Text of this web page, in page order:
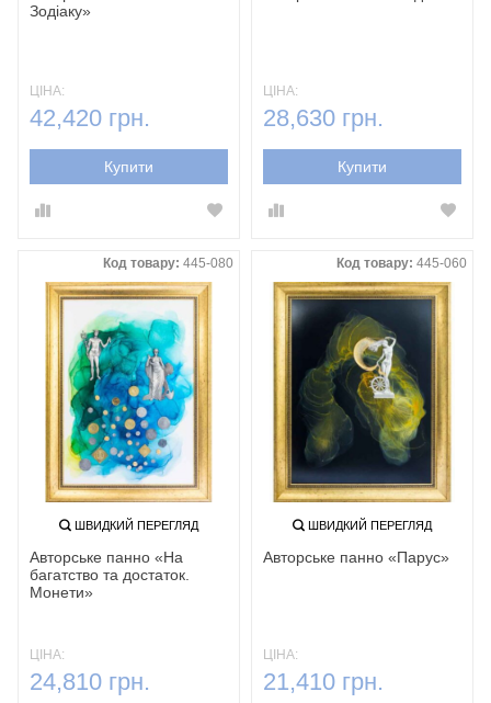
Зодіаку»
ЦІНА:
42,420 грн.
Купити
ЦІНА:
28,630 грн.
Купити
Код товару: 445-080
ШВИДКИЙ ПЕРЕГЛЯД
Авторське панно «На
багатство та достаток.
Монети»
ЦІНА:
24,810 грн.
Код товару: 445-060
ШВИДКИЙ ПЕРЕГЛЯД
Авторське панно «Парус»
ЦІНА:
21,410 грн.